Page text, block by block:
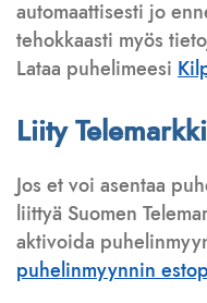
automaattisesti jo
tehokkaasti myös
Lataa puhelimeesi
Liity
Jos et voi asentaa
liittyä Suomen
aktivoida
puhelinmyynnin